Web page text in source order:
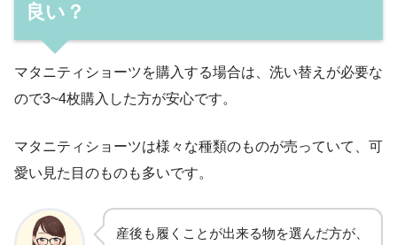
良い？
マタニティショーツを購入する場合は、洗い替えが必要な
ので3~4枚購入した方が安心です。
マタニティショーツは様々な種類のものが売っていて、可
愛い見た目のものも多いです。
産後も履くことが出来る物を選んだ方が、